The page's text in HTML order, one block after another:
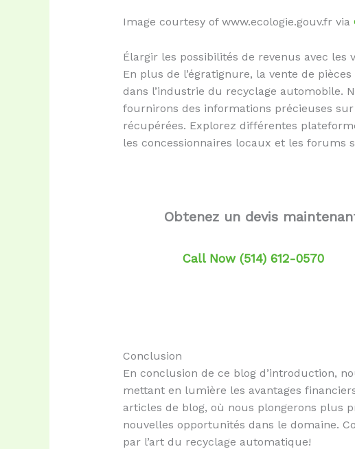
Image courtesy of www.ecologie.gouv.fr via
Élargir les possibilités de revenus avec les
En plus de l’égratignure, la vente de
dans l’industrie du recyclage automobile.
fournirons des informations précieuses
récupérées. Explorez différentes
les concessionnaires locaux et les forums
Obtenez un devis
Call Now (514) 612-0570
Conclusion
En conclusion de ce blog d’introduction,
mettant en lumière les avantages
articles de blog, où nous plongerons plus
nouvelles opportunités dans le domaine.
par l’art du recyclage automatique!